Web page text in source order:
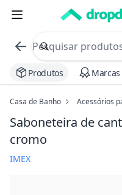
commerce search
Procurar
Produtos Marcas
Casa de Banho Acessórios
Saboneteira de
cromo
IMEX